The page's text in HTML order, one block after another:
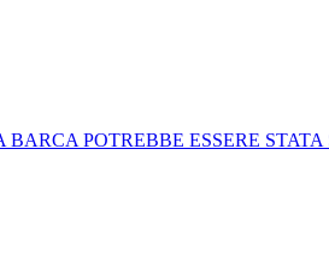
POTREBBE ESSERE STATA